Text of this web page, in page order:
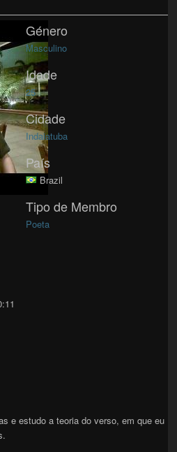
Género
Masculino
Idade
25
Cidade
Indaiatuba
País
Brazil
Tipo de Membro
Poeta
e estudo a teoria do verso, em que eu